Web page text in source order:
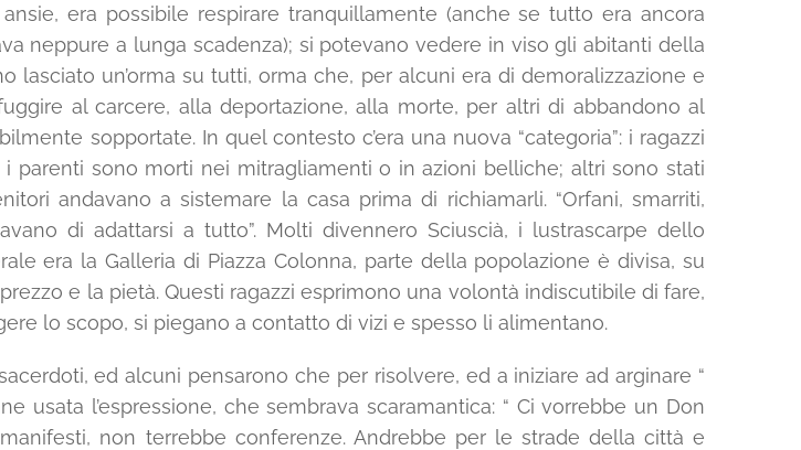
era possibile respirare tranquillamente (anche se tutto era ancora
neppure a lunga scadenza); si potevano vedere in viso gli abitanti della
un’orma su tutti, orma che, per alcuni era di demoralizzazione e
al carcere, alla deportazione, alla morte, per altri di abbandono al
sopportate. In quel contesto c’era una nuova “categoria”: i ragazzi
parenti sono morti nei mitragliamenti o in azioni belliche; altri sono stati
andavano a sistemare la casa prima di richiamarli. “Orfani, smarriti,
di adattarsi a tutto”. Molti divennero Sciuscià, i lustrascarpe dello
era la Galleria di Piazza Colonna, parte della popolazione è divisa, su
e la pietà. Questi ragazzi esprimono una volontà indiscutibile di fare,
lo scopo, si piegano a contatto di vizi e spesso li alimentano.
ed alcuni pensarono che per risolvere, ed a iniziare ad arginare “
usata l’espressione, che sembrava scaramantica: “ Ci vorrebbe un Don
non terrebbe conferenze. Andrebbe per le strade della città e